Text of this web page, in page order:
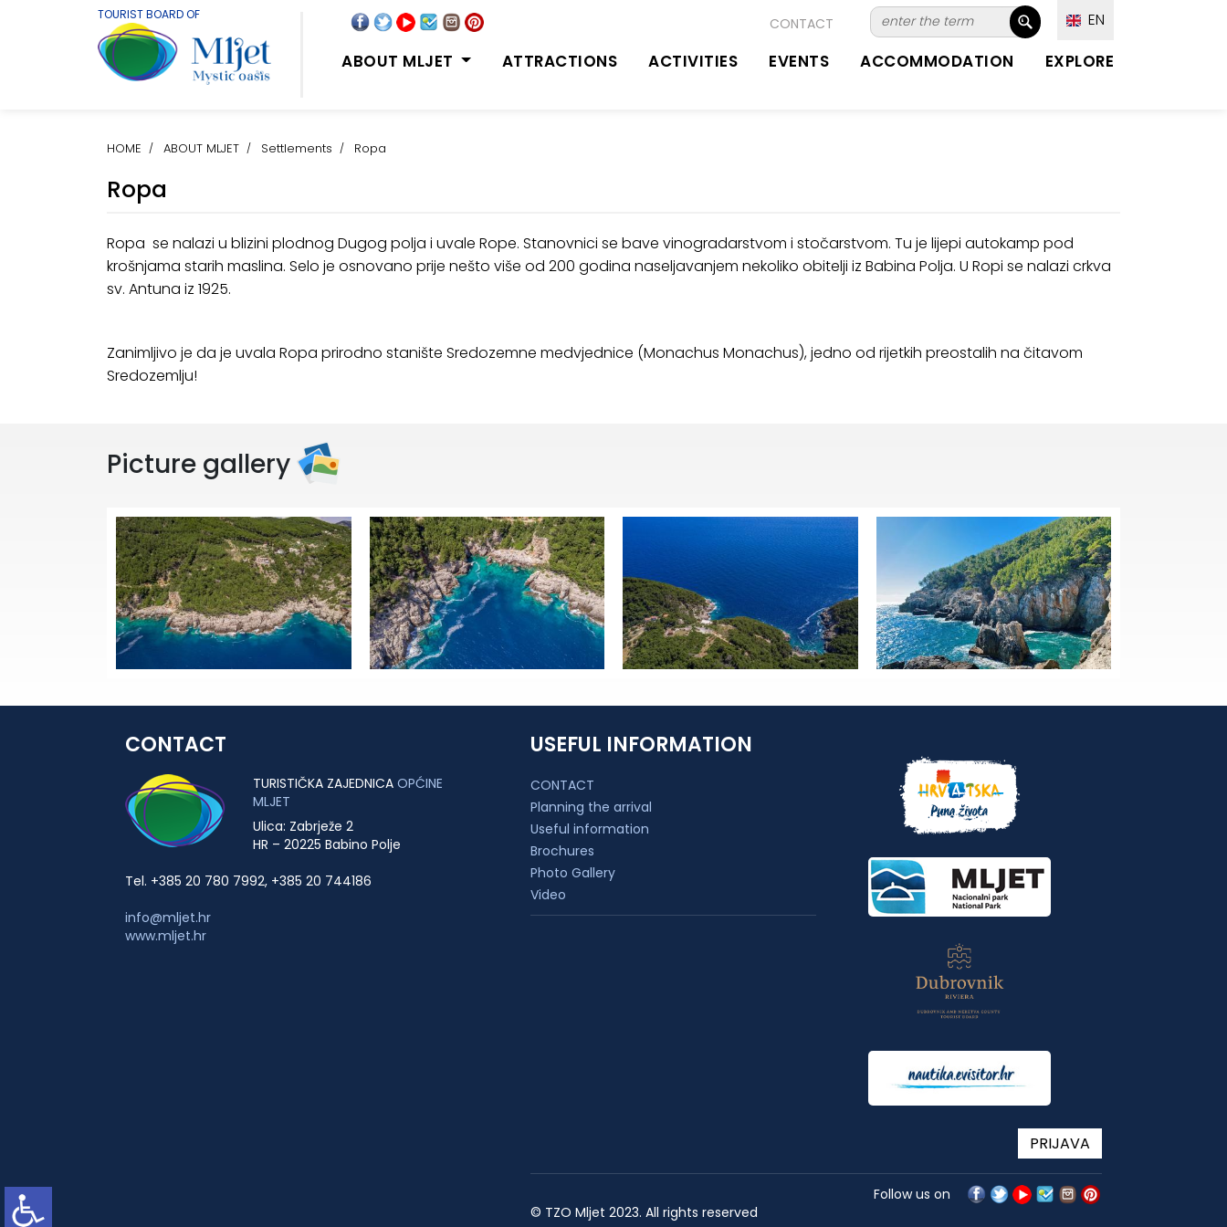
CONTACT EN
TOURIST BOARD OF
ABOUT MLJET ATTRACTIONS ACTIVITIES EVENTS ACCOMMODATION EXPLORE
HOME ABOUT MLJET Settlements Ropa
Ropa
Ropa se nalazi u blizini plodnog Dugog polja i uvale Rope. Stanovnici se bave vinogradarstvom i stočarstvom. Tu je lijepi autokamp pod
krošnjama starih maslina. Selo je osnovano prije nešto više od 200 godina naseljavanjem nekoliko obitelji iz Babina Polja. U Ropi se nalazi crkva
sv. Antuna iz 1925.
Zanimljivo je da je uvala Ropa prirodno stanište Sredozemne medvjednice (Monachus Monachus), jedno od rijetkih preostalih na čitavom
Sredozemlju!
Picture gallery
CONTACT
TURISTIČKA ZAJEDNICA OPĆINE
MLJET
Ulica: Zabrježe 2
HR – 20225 Babino Polje
Tel. +385 20 780 7992, +385 20 744186
info@mljet.hr
www.mljet.hr
USEFUL INFORMATION
CONTACT
Planning the arrival
Useful information
Brochures
Photo Gallery
Video
PRIJAVA
Follow us on
© TZO Mljet 2023. All rights reserved